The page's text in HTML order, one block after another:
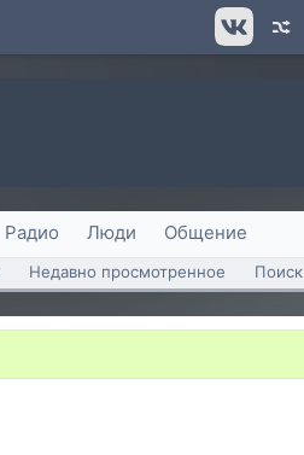
Радио Люди Общение
Недавно просмотренное Поиск